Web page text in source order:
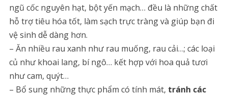
ngũ cốc nguyên hạt, bột yến mạch… đều là những chất
hỗ trợ tiêu hóa tốt, làm sạch trực tràng và giúp bạn đi
vệ sinh dễ dàng hơn.
– Ăn nhiều rau xanh như rau muống, rau cải…; các loại
củ như khoai lang, bí ngô… kết hợp với hoa quả tươi
như cam, quýt…
– Bổ sung những thực phẩm có tính mát, tránh các